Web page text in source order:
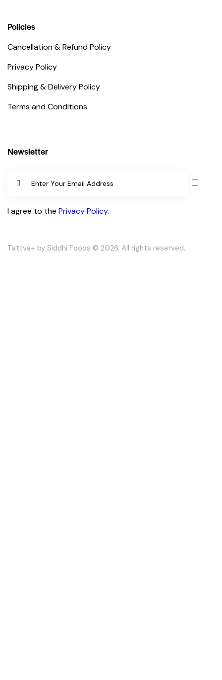
Policies
Cancellation & Refund Policy
Privacy Policy
Shipping & Delivery Policy
Terms and Conditions
Newsletter
SUBSCR
I agree to the Privacy Policy.
Tattva+ by Siddhi Foods © 2026. All rights reserved.